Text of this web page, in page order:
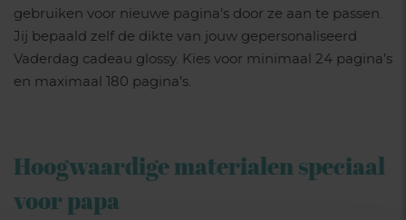
gebruiken voor nieuwe pagina’s door ze aan te passen.
Jij bepaald zelf de dikte van jouw gepersonaliseerd
Vaderdag cadeau glossy. Kies voor minimaal 24 pagina’s
en maximaal 180 pagina’s.
Hoogwaardige materialen speciaal
voor papa